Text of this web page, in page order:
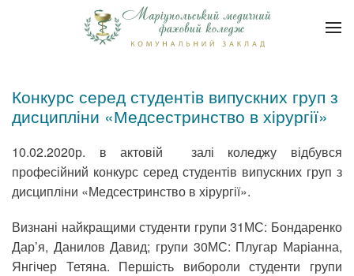
Конкурс серед студентів випускних груп з
дисципліни «Медсестринство в хірургії»
10.02.2020р. в актовій залі коледжу відбувся
професійний конкурс серед студентів випускних груп з
дисципліни «Медсестринство в хірургії».
Визнані найкращими студенти групи 31МС: Бондаренко
Дар’я, Данилов Давид; групи 30МС: Плугар Маріанна,
Янгічер Тетяна. Першість вибороли студенти групи